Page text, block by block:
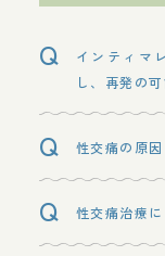
インティマ
し、再発の
性交痛の原
性交痛治療